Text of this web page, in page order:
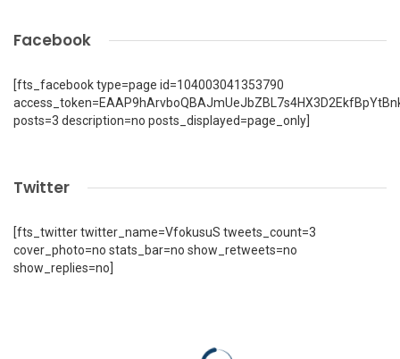
Facebook
[fts_facebook type=page id=104003041353790
posts=3 description=no posts_displayed=page_only]
Twitter
[fts_twitter twitter_name=VfokusuS tweets_count=3
cover_photo=no stats_bar=no show_retweets=no
show_replies=no]